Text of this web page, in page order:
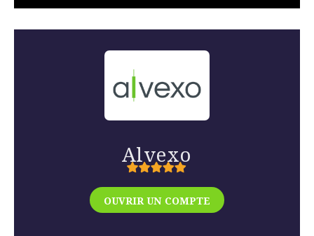
Alvexo
OUVRIR UN COMPTE